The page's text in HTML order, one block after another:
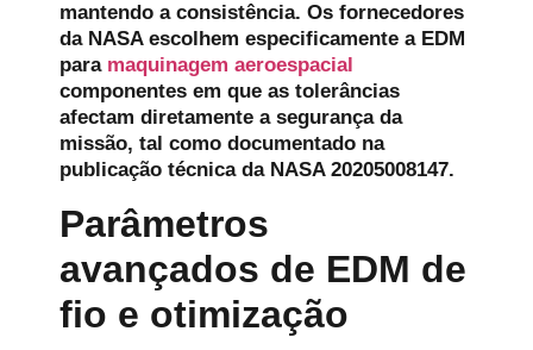
mantendo a consistência. Os fornecedores
da NASA escolhem especificamente a EDM
para maquinagem aeroespacial
componentes em que as tolerâncias
afectam diretamente a segurança da
missão, tal como documentado na
publicação técnica da NASA 20205008147.
Parâmetros
avançados de EDM de
fio e otimização